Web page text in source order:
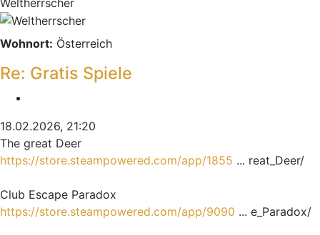
Wohnort: Österreich
Re: Gratis Spiele
18.02.2026, 21:20
The great Deer
https://store.steampowered.com/app/1855 ... reat_Deer/
Club Escape Paradox
https://store.steampowered.com/app/9090 ... e_Paradox/